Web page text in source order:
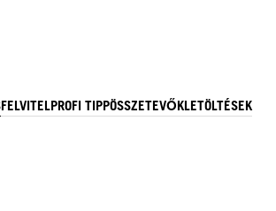
FELVITELPROFI TIPPÖSSZETEVŐKLETÖLTÉSEK